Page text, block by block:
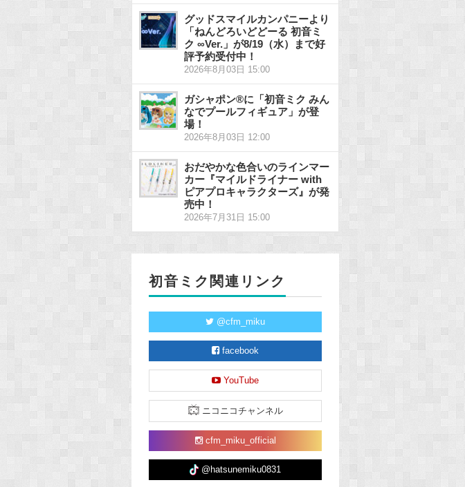
グッドスマイルカンパニーより
「ねんどろいどどーる 初音ミ
ク ∞Ver.」が8/19（水）まで好
評予約受付中！
2026年8月03日 15:00
ガシャポン®に「初音ミク みん
なでプールフィギュア」が登
場！
2026年8月03日 12:00
おだやかな色合いのラインマー
カー『マイルドライナー with
ピアプロキャラクターズ』が発
売中！
2026年7月31日 15:00
初音ミク関連リンク
@cfm_miku
facebook
YouTube
ニコニコチャンネル
cfm_miku_official
@hatsunemiku0831